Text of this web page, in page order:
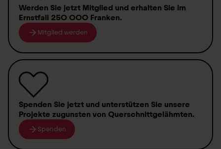
Werden Sie jetzt Mitglied und erhalten Sie im
Ernstfall 250 000 Franken.
Mitglied werden
Spenden Sie jetzt und unterstützen Sie unsere
Projekte zugunsten von Querschnittgelähmten.
Spenden